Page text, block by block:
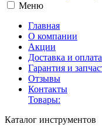
Меню
Главная
О компании
Акции
Доставка и оплата
Гарантия и
Отзывы
Контакты
Товары:
Каталог инструментов